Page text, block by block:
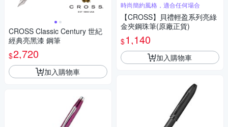
CROSS Classic Century 世紀
經典亮黑漆 鋼筆
$2,720
加入購物車
時尚簡約風格，適合任何場合
【CROSS】貝禮輕盈系列亮綠
金夾鋼珠筆(原廠正貨)
$1,140
加入購物車